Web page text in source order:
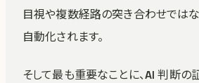
目視や複数経路の突き合わせでは
自動化されます。
そして最も重要なことに、AI 判断の